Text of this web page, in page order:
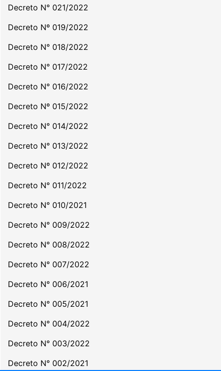
Decreto N° 021/2022
Decreto Nº 019/2022
Decreto N° 018/2022
Decreto N° 017/2022
Decreto N° 016/2022
Decreto Nº 015/2022
Decreto N° 014/2022
Decreto N° 013/2022
Decreto Nº 012/2022
Decreto N° 011/2022
Decreto N° 010/2021
Decreto N° 009/2022
Decreto N° 008/2022
Decreto N° 007/2022
Decreto N° 006/2021
Decreto N° 005/2021
Decreto N° 004/2022
Decreto N° 003/2022
Decreto N° 002/2021